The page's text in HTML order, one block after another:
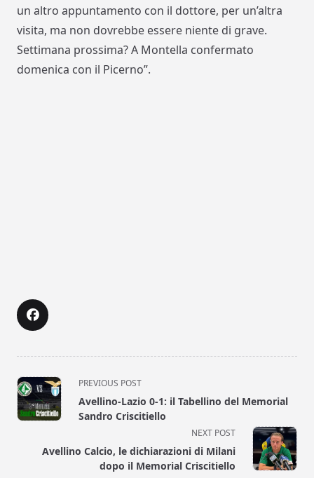
un altro appuntamento con il dottore, per un’altra
visita, ma non dovrebbe essere niente di grave.
Settimana prossima? A Montella confermato
domenica con il Picerno”.
<span
class="nav-
subtitle
reader-
text">Page</span>
PREVIOUS POST
Avellino-Lazio 0-1: il Tabellino del Memorial
Sandro Criscitiello
NEXT POST
Avellino Calcio, le dichiarazioni di Milani
dopo il Memorial Criscitiello